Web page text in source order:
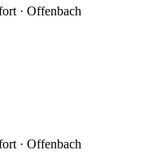
· Offenbach
· Offenbach